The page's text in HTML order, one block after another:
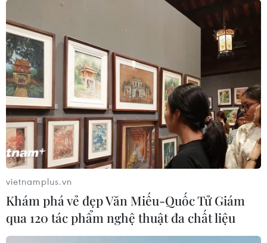
vietnamplus.vn
Khám phá vẻ đẹp Văn Miếu-Quốc Tử Giám
qua 120 tác phẩm nghệ thuật đa chất liệu